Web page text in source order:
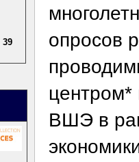
39
опросов
центром*
ВШЭ в